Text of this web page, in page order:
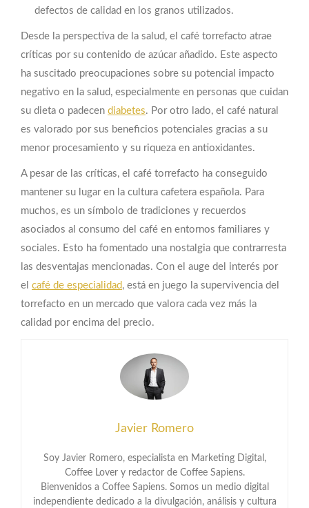
defectos de calidad en los granos utilizados.
Desde la perspectiva de la salud, el café torrefacto atrae
críticas por su contenido de azúcar añadido. Este aspecto
ha suscitado preocupaciones sobre su potencial impacto
negativo en la salud, especialmente en personas que cuidan
su dieta o padecen diabetes. Por otro lado, el café natural
es valorado por sus beneficios potenciales gracias a su
menor procesamiento y su riqueza en antioxidantes.
A pesar de las críticas, el café torrefacto ha conseguido
mantener su lugar en la cultura cafetera española. Para
muchos, es un símbolo de tradiciones y recuerdos
asociados al consumo del café en entornos familiares y
sociales. Esto ha fomentado una nostalgia que contrarresta
las desventajas mencionadas. Con el auge del interés por
el café de especialidad, está en juego la supervivencia del
torrefacto en un mercado que valora cada vez más la
calidad por encima del precio.
Javier Romero
Soy Javier Romero, especialista en Marketing Digital,
Coffee Lover y redactor de Coffee Sapiens.
Bienvenidos a Coffee Sapiens. Somos un medio digital
independiente dedicado a la divulgación, análisis y cultura